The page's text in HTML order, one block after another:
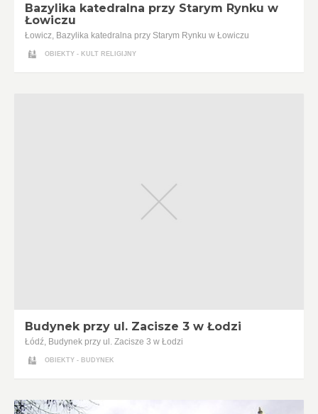
Bazylika katedralna przy Starym Rynku w
Łowiczu
Łowicz, Bazylika katedralna przy Starym Rynku w Łowiczu
OBIEKTY - KULT RELIGIJNY
Budynek przy ul. Zacisze 3 w Łodzi
Łódź, Budynek przy ul. Zacisze 3 w Łodzi
OBIEKTY - BUDYNEK